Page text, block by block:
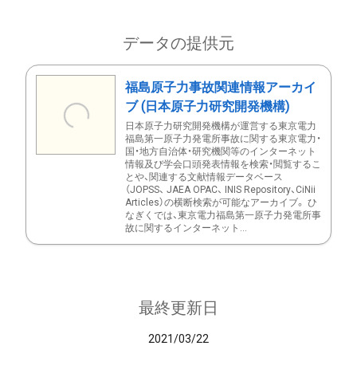
データの提供元
福島原子力事故関連情報アーカイ
ブ (日本原子力研究開発機構)
日本原子力研究開発機構が運営する東京電力
福島第一原子力発電所事故に関する東京電力・
国・地方自治体・研究機関等のインターネット
情報及び学会口頭発表情報を検索・閲覧するこ
とや、関連する文献情報データベース
（JOPSS、 JAEA OPAC、 INIS Repository、CiNii
Articles）の横断検索が可能なアーカイブ。 ひ
なぎくでは、東京電力福島第一原子力発電所事
故に関するインターネット...
最終更新日
2021/03/22